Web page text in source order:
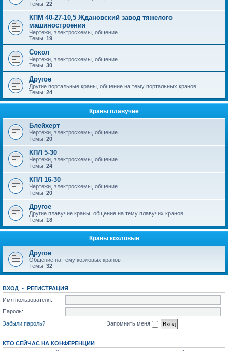
Темы: 22
КПМ 40-27-10,5 Ждановский завод тяжелого
машиностроения
Чертежи, электросхемы, общение...
Темы: 19
Сокол
Чертежи, электросхемы, общение...
Темы: 30
Другое
Другие портальные краны, общение на тему портальных кранов
Темы: 24
Краны плавучие
Блейхерт
Чертежи, электросхемы, общение...
Темы: 20
КПЛ 5-30
Чертежи, электросхемы, общение...
Темы: 24
КПЛ 16-30
Чертежи, электросхемы, общение...
Темы: 20
Другое
Другие плавучие краны, общение на тему плавучих кранов
Темы: 18
Краны козловые
Другое
Общение на тему козловых кранов
Темы: 32
ВХОД • РЕГИСТРАЦИЯ
Имя пользователя:
Пароль:
Забыли пароль?
Запомнить меня
КТО СЕЙЧАС НА КОНФЕРЕНЦИИ